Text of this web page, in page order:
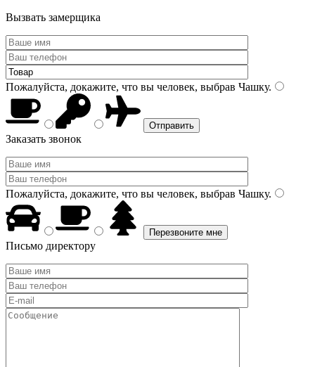
Вызвать замерщика
Пожалуйста, докажите, что вы человек, выбрав Чашку.
Заказать звонок
Пожалуйста, докажите, что вы человек, выбрав Чашку.
Письмо директору